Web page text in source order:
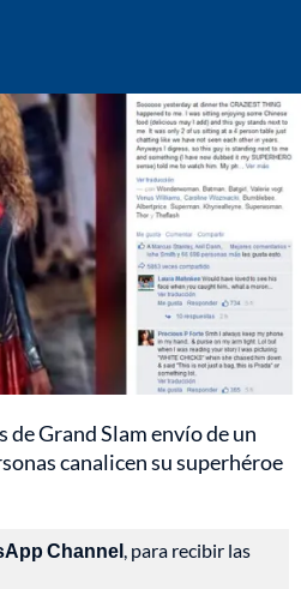
de Grand Slam envío de un
canalicen su superhéroe
Channel, para recibir las